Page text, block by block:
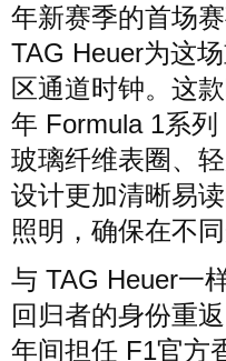
年新赛季的首场
TAG Heuer为这
区通道时钟。这
年 Formula 1系
玻璃纤维表圈、
设计更加清晰易
照明，确保在不
与 TAG Heuer一
回归者的身份重
年间担任 F1官方